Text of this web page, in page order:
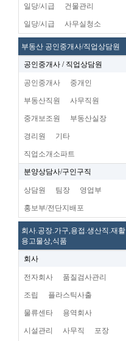
일당/시급 건물관리
일당/시급 사무실청소
부동산 공인중개사/직업상담원
공인중개사 / 직업상담원
공인중개사 중개인
부동산직원 사무직원
중개보조원 부동산실장
경리원 기타
직업소개소파트
분양상담사/구인구직
상담원 팀장 영업부
홍보부/전단지배포
회사.공장.가구,용접.생산직.재활
용고물상,식품
회사
전자회사 품질검사관리
조립 플라스틱사출
물류센타 용역회사
시설관리 사무직 포장